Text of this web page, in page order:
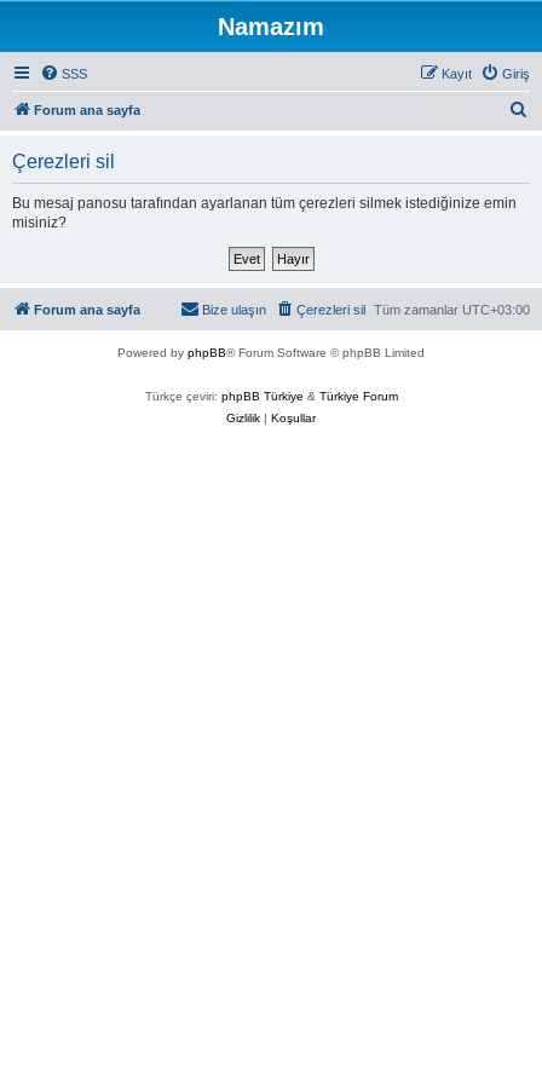
Namazım
SSS Giriş
Kayıt
Forum ana sayfa
Çerezleri sil
Bu mesaj panosu tarafından ayarlanan tüm çerezleri silmek istediğinize emin
misiniz?
Forum ana sayfa Tüm zamanlar UTC+03:00
Çerezleri sil
Bize ulaşın
Powered by phpBB® Forum Software © phpBB Limited
Türkçe çeviri: phpBB Türkiye & Türkiye Forum
Gizlilik | Koşullar